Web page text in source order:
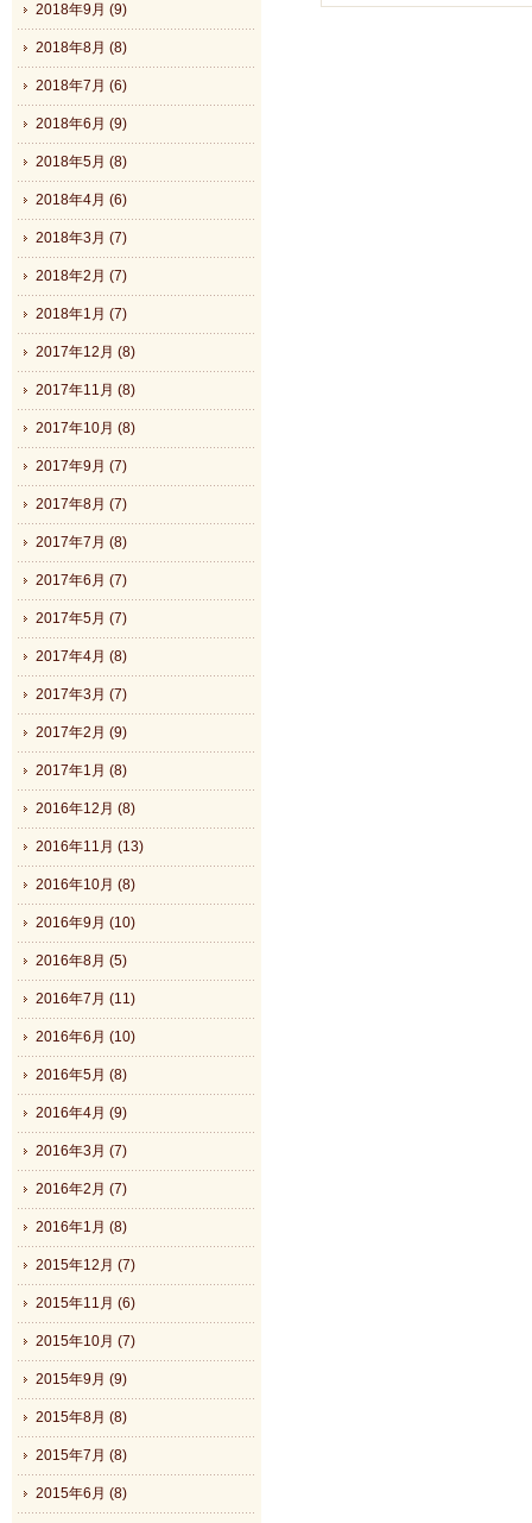
2018年9月 (9)
2018年8月 (8)
2018年7月 (6)
2018年6月 (9)
2018年5月 (8)
2018年4月 (6)
2018年3月 (7)
2018年2月 (7)
2018年1月 (7)
2017年12月 (8)
2017年11月 (8)
2017年10月 (8)
2017年9月 (7)
2017年8月 (7)
2017年7月 (8)
2017年6月 (7)
2017年5月 (7)
2017年4月 (8)
2017年3月 (7)
2017年2月 (9)
2017年1月 (8)
2016年12月 (8)
2016年11月 (13)
2016年10月 (8)
2016年9月 (10)
2016年8月 (5)
2016年7月 (11)
2016年6月 (10)
2016年5月 (8)
2016年4月 (9)
2016年3月 (7)
2016年2月 (7)
2016年1月 (8)
2015年12月 (7)
2015年11月 (6)
2015年10月 (7)
2015年9月 (9)
2015年8月 (8)
2015年7月 (8)
2015年6月 (8)